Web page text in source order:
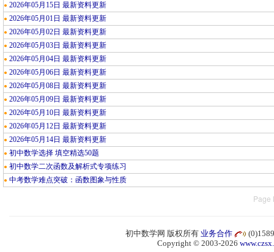
● 2026年05月15日 最新资料更新
● 2026年05月01日 最新资料更新
● 2026年05月02日 最新资料更新
● 2026年05月03日 最新资料更新
● 2026年05月04日 最新资料更新
● 2026年05月06日 最新资料更新
● 2026年05月08日 最新资料更新
● 2026年05月09日 最新资料更新
● 2026年05月10日 最新资料更新
● 2026年05月12日 最新资料更新
● 2026年05月14日 最新资料更新
● 初中数学选择 填空精选50题
● 初中数学二次函数及解析式专项练习
● 中考数学难点突破：函数图象与性质
Page
初中数学网 版权所有 业务合作
Copyright © 2003-2026